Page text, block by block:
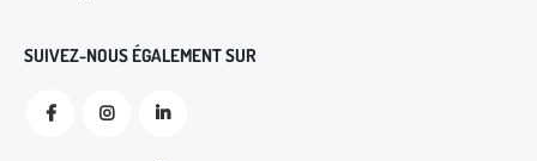
SUIVEZ-NOUS ÉGALEMENT SUR